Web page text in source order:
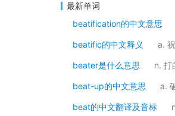
最新单词
beatification的中文意思
beatific的中文释义 a.
beater是什么意思 n. 打
beat-up的中文意思 a.
beat的中文翻译及音标